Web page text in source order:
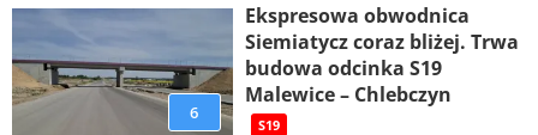
6
Ekspresowa obwodnica
Siemiatycz coraz bliżej. Trwa
budowa odcinka S19
Malewice – Chlebczyn
S19